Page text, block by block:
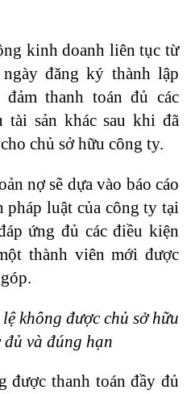
kinh doanh liên tục từ
đăng ký thành lập
thanh toán đủ các
sản khác sau khi đã
chủ sở hữu công ty.
nợ sẽ dựa vào báo cáo
luật của công ty tại
ứng đủ các điều kiện
thành viên mới được
không được chủ sở hữu
và đúng hạn
được thanh toán đầy đủ